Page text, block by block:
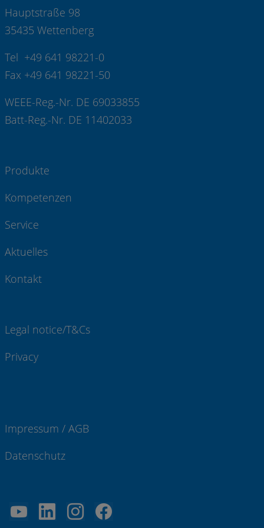
Hauptstraße 98
35435 Wettenberg
Tel +49 641 98221-0
Fax +49 641 98221-50
WEEE-Reg.-Nr. DE 69033855
Batt-Reg.-Nr. DE 11402033
Produkte
Kompetenzen
Service
Aktuelles
Kontakt
Legal notice/T&Cs
Privacy
Impressum / AGB
Datenschutz